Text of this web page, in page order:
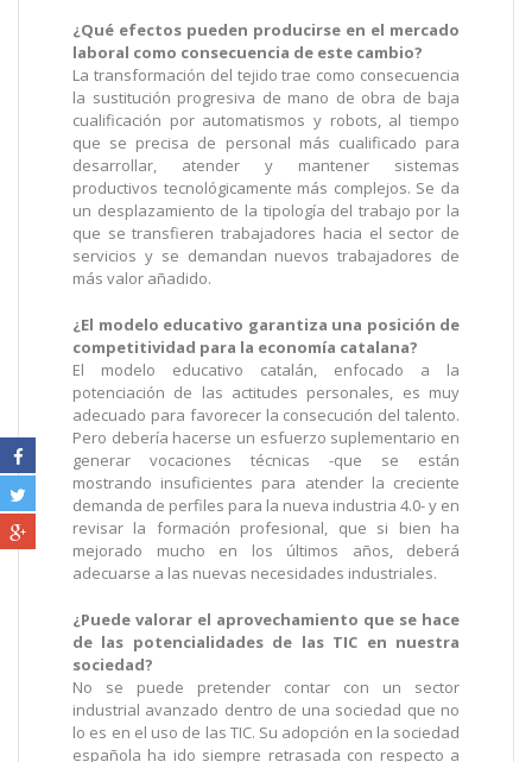
¿Qué efectos pueden producirse en el mercado
laboral como consecuencia de este cambio?
La transformación del tejido trae como consecuencia
la sustitución progresiva de mano de obra de baja
cualificación por automatismos y robots, al tiempo
que se precisa de personal más cualificado para
desarrollar, atender y mantener sistemas
productivos tecnológicamente más complejos. Se da
un desplazamiento de la tipología del trabajo por la
que se transfieren trabajadores hacia el sector de
servicios y se demandan nuevos trabajadores de
más valor añadido.
¿El modelo educativo garantiza una posición de
competitividad para la economía catalana?
El modelo educativo catalán, enfocado a la
potenciación de las actitudes personales, es muy
adecuado para favorecer la consecución del talento.
Pero debería hacerse un esfuerzo suplementario en
generar vocaciones técnicas -que se están
mostrando insuficientes para atender la creciente
demanda de perfiles para la nueva industria 4.0- y en
revisar la formación profesional, que si bien ha
mejorado mucho en los últimos años, deberá
adecuarse a las nuevas necesidades industriales.
¿Puede valorar el aprovechamiento que se hace
de las potencialidades de las TIC en nuestra
sociedad?
No se puede pretender contar con un sector
industrial avanzado dentro de una sociedad que no
lo es en el uso de las TIC. Su adopción en la sociedad
española ha ido siempre retrasada con respecto a